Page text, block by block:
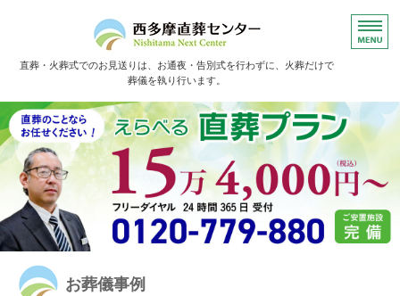
直葬・火葬式でのお見送りは、お通夜・告別式を行わずに、火葬だけで
葬儀を執り行います。
ホーム
直葬の流れ
よくあるご質問
お葬儀事例
お客様の声
お葬儀事例